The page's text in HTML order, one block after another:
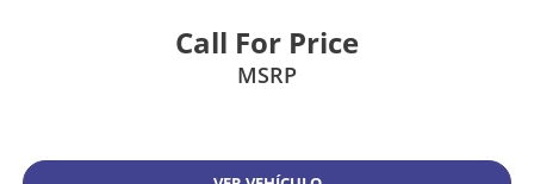
Call For Price
MSRP